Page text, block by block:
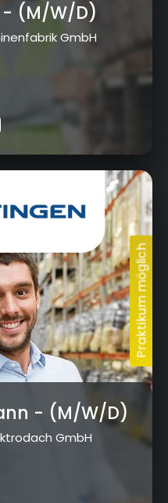
- (M/W/D)
GmbH
- (M/W/D)
GmbH